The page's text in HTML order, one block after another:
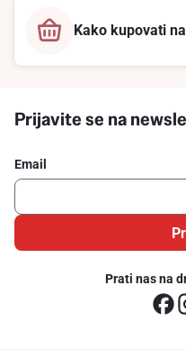
Kako kupovati
Prijavite se na
Email
Prati nas na